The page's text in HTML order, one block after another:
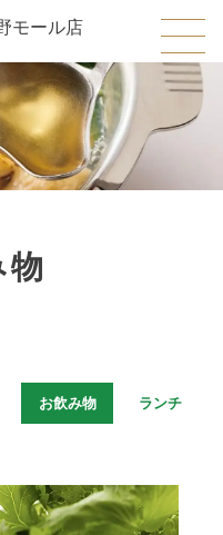
モール店
物
お飲み物 ランチ